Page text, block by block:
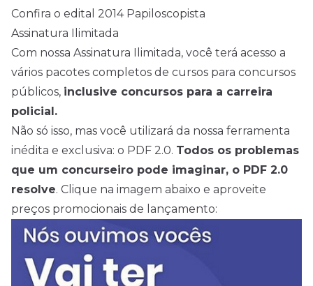
Confira o edital 2014 Papiloscopista
Assinatura Ilimitada
Com nossa Assinatura Ilimitada, você terá acesso a
vários pacotes completos de cursos para concursos
públicos, inclusive concursos para a carreira
policial.
Não só isso, mas você utilizará da nossa ferramenta
inédita e exclusiva: o PDF 2.0. Todos os problemas
que um concurseiro pode imaginar, o PDF 2.0
resolve. Clique na imagem abaixo e aproveite
preços promocionais de lançamento: